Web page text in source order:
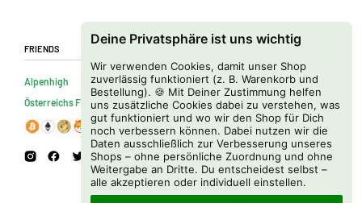
Deine Privatsphäre ist uns wichtig
Wir verwenden Cookies, damit unser Shop
zuverlässig funktioniert (z. B. Warenkorb und
Bestellung). 🍪 Mit Deiner Zustimmung helfen
uns zusätzliche Cookies dabei zu verstehen, was
gut funktioniert und wo wir den Shop für Dich
noch verbessern können. Dabei nutzen wir die
Daten ausschließlich zur Verbesserung unseres
Shops – ohne persönliche Zuordnung und ohne
Weitergabe an Dritte. Du entscheidest selbst –
alle akzeptieren oder individuell einstellen.
Friends
Alpenhigh
Österreichs Firmenverzeichnis